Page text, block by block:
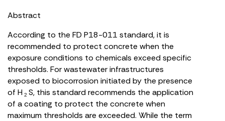
Abstract
According to the FD P18-011 standard, it is
recommended to protect concrete when the
exposure conditions to chemicals exceed specific
thresholds. For wastewater infrastructures
exposed to biocorrosion initiated by the presence
of H 2 S, this standard recommends the application
of a coating to protect the concrete when
maximum thresholds are exceeded. While the term